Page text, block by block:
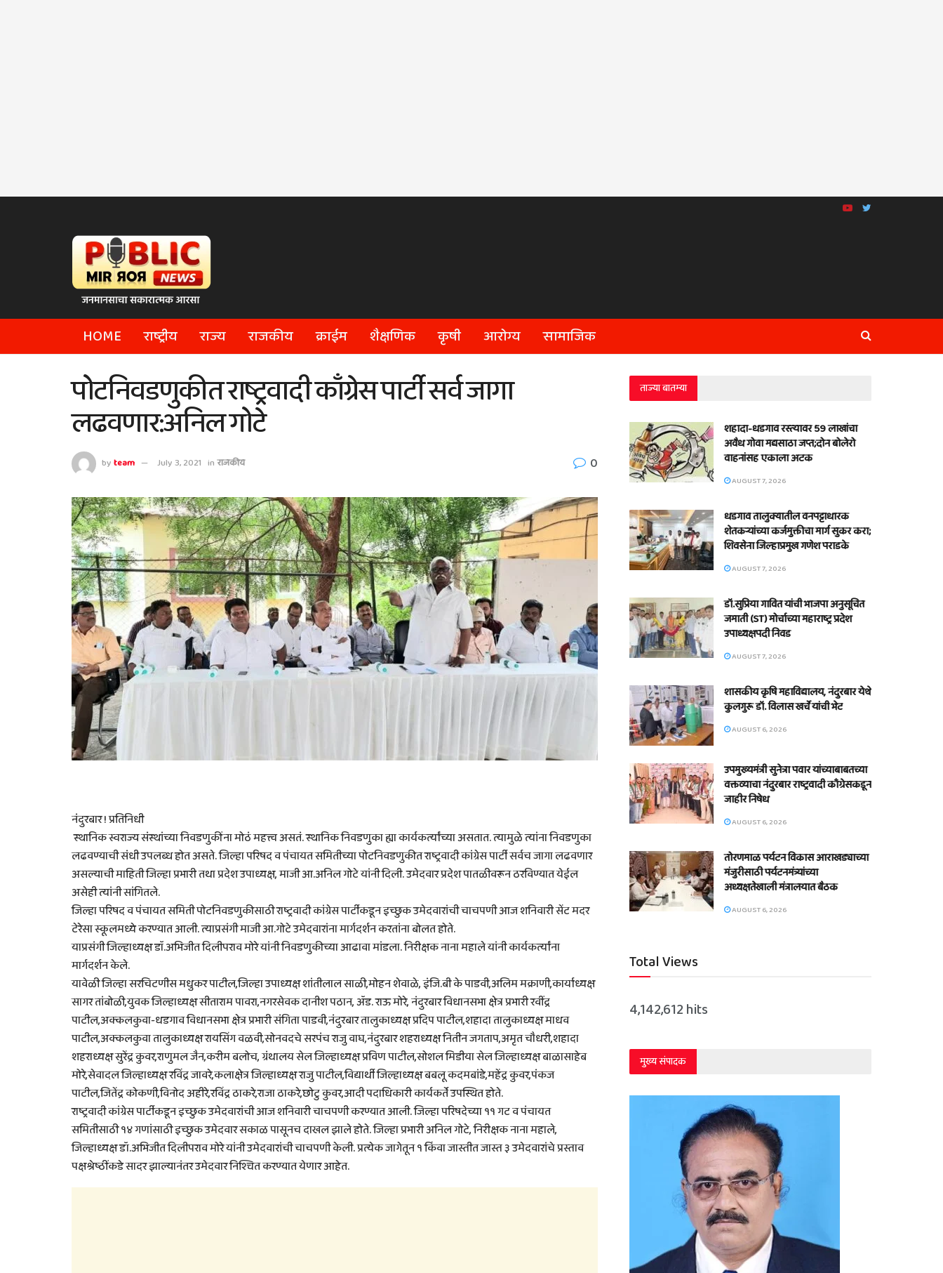
HOME राष्ट्रीय राज्य राजकीय क्राईम शैक्षणिक कृषी आरोग्य सामाजिक
पोटनिवडणुकीत राष्ट्रवादी काँग्रेस पार्टी सर्व जागा
लढवणार:अनिल गोटे
byteam July 3, 2021 inराजकीय 0
नंदुरबार ! प्रतिनिधी
स्थानिक स्वराज्य संस्थांच्या निवडणुकींना मोठं महत्त्व असतं. स्थानिक निवडणुका ह्या कार्यकर्त्यांच्या असतात. त्यामुळे त्यांना निवडणुका
लढवण्याची संधी उपलब्ध होत असते. जिल्हा परिषद व पंचायत समितीच्या पोटनिवडणुकीत राष्ट्रवादी कांग्रेस पार्टी सर्वच जागा लढवणार
असल्याची माहिती जिल्हा प्रभारी तथा प्रदेश उपाध्यक्ष, माजी आ.अनिल गोटे यांनी दिली. उमेदवार प्रदेश पातळीवरून ठरविण्यात येईल
असेही त्यांनी सांगितले.
जिल्हा परिषद व पंचायत समिती पोटनिवडणुकीसाठी राष्ट्रवादी कांग्रेस पार्टीकडून इच्छुक उमेदवारांची चाचपणी आज शनिवारी सेंट मदर
टेरेसा स्कूलमध्ये करण्यात आली. त्याप्रसंगी माजी आ.गोटे उमेदवारांना मार्गदर्शन करतांना बोलत होते.
याप्रसंगी जिल्हाध्यक्ष डाॅ.अभिजीत दिलीपराव मोरे यांनी निवडणुकीच्या आढावा मांडला. निरीक्षक नाना महाले यांनी कार्यकर्त्यांना
मार्गदर्शन केले.
यावेळी जिल्हा सरचिटणीस मधुकर पाटील,जिल्हा उपाध्यक्ष शांतीलाल साळी,मोहन शेवाळे, इंजि.बी के पाडवी,अलिम मक्राणी,कार्याध्यक्ष
सागर तांबोळी,युवक जिल्हाध्यक्ष सीताराम पावरा,नगरसेवक दानीश पठान, ॲड. राऊ मोरे, नंदुरबार विधानसभा क्षेत्र प्रभारी रवींद्र
पाटील,अक्कलकुवा-धडगाव विधानसभा क्षेत्र प्रभारी संगिता पाडवी,नंदुरबार तालुकाध्यक्ष प्रदिप पाटील,शहादा तालुकाध्यक्ष माधव
पाटील,अक्कलकुवा तालुकाध्यक्ष रायसिंग वळवी,सोनवदचे सरपंच राजु वाघ,नंदुरबार शहराध्यक्ष नितीन जगताप,अमृत चौधरी,शहादा
शहराध्यक्ष सुरेंद्र कुवर,राणुमल जैन,करीम बलोच, ग्रंथालय सेल जिल्हाध्यक्ष प्रविण पाटील,सोशल मिडीया सेल जिल्हाध्यक्ष बाळासाहेब
मोरे,सेवादल जिल्हाध्यक्ष रविंद्र जावरे,कलाक्षेत्र जिल्हाध्यक्ष राजु पाटील,विद्यार्थी जिल्हाध्यक्ष बबलू कदमबांडे,महेंद्र कुवर,पंकज
पाटील,जितेंद्र कोकणी,विनोद अहीरे,रविंद्र ठाकरे,राजा ठाकरे,छोटु कुवर,आदी पदाधिकारी कार्यकर्ते उपस्थित होते.
राष्ट्रवादी कांग्रेस पार्टीकडून इच्छुक उमेदवारांची आज शनिवारी चाचपणी करण्यात आली. जिल्हा परिषदेच्या ११ गट व पंचायत
समितीसाठी १४ गणांसाठी इच्छुक उमेदवार सकाळ पासूनच दाखल झाले होते. जिल्हा प्रभारी अनिल गोटे, निरीक्षक नाना महाले,
जिल्हाध्यक्ष डॉ.अभिजीत दिलीपराव मोरे यांनी उमेदवारांची चाचपणी केली. प्रत्येक जागेतून १ किंवा जास्तीत जास्त ३ उमेदवारांचे प्रस्ताव
पक्षश्रेष्ठींकडे सादर झाल्यानंतर उमेदवार निश्चित करण्यात येणार आहेत.
ताज्या बातम्या
शहादा-धडगाव रस्त्यावर 59 लाखांचा
अवैध गोवा मद्यसाठा जप्त;दोन बोलेरो
वाहनांसह एकाला अटक
AUGUST 7, 2026
धडगाव तालुक्यातील वनपट्टाधारक
शेतकऱ्यांच्या कर्जमुक्तीचा मार्ग सुकर करा;
शिवसेना जिल्हाप्रमुख गणेश पराडके
AUGUST 7, 2026
डॉ.सुप्रिया गावित यांची भाजपा अनुसूचित
जमाती (ST) मोर्चाच्या महाराष्ट्र प्रदेश
उपाध्यक्षपदी निवड
AUGUST 7, 2026
शासकीय कृषि महाविद्यालय, नंदुरबार येथे
कुलगुरू डॉ. विलास खर्चे यांची भेट
AUGUST 6, 2026
उपमुख्यमंत्री सुनेत्रा पवार यांच्याबाबतच्या
वक्तव्याचा नंदुरबार राष्ट्रवादी काँग्रेसकडून
जाहीर निषेध
AUGUST 6, 2026
तोरणमाळ पर्यटन विकास आराखड्याच्या
मंजुरीसाठी पर्यटनमंत्र्यांच्या
अध्यक्षतेखाली मंत्रालयात बैठक
AUGUST 6, 2026
Total Views
4,142,612 hits
मुख्य संपादक